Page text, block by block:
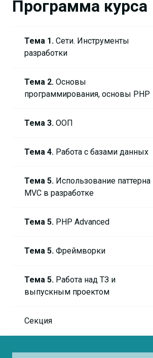
Программа курса
Тема 1. Сети. Инструменты
разработки
Тема 2. Основы
программирования, основы PHP
Тема 3. ООП
Тема 4. Работа с базами данных
Тема 5. Использование паттерна
MVC в разработке
Тема 5. PHP Advanced
Тема 5. Фреймворки
Тема 5. Работа над ТЗ и
выпускным проектом
Секция